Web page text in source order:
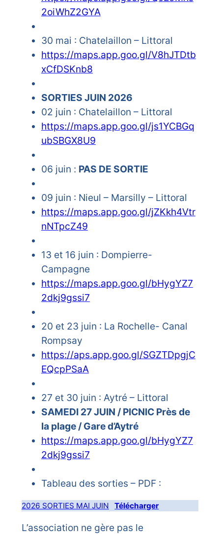
2oiWhZ2GYA
30 mai : Chatelaillon – Littoral
https://maps.app.goo.gl/V8hJTDtb
xCfDSKnb8
SORTIES JUIN 2026
02 juin : Chatelaillon – Littoral
https://maps.app.goo.gl/js1YCBGq
ubSBGX8U9
06 juin : PAS DE SORTIE
09 juin : Nieul – Marsilly – Littoral
https://maps.app.goo.gl/jZKkh4Vtr
nNTpcZ49
13 et 16 juin : Dompierre-
Campagne
https://maps.app.goo.gl/bHygYZ7
2dkj9gssi7
20 et 23 juin : La Rochelle- Canal
Rompsay
https://aps.app.goo.gl/SGZTDpgjC
EQcpPSaA
27 et 30 juin : Aytré – Littoral
SAMEDI 27 JUIN / PICNIC Près de
la plage / Gare d’Aytré
https://maps.app.goo.gl/bHygYZ7
2dkj9gssi7
Tableau des sorties – PDF :
2026 SORTIES MAI JUIN Télécharger
L’association ne gère pas le